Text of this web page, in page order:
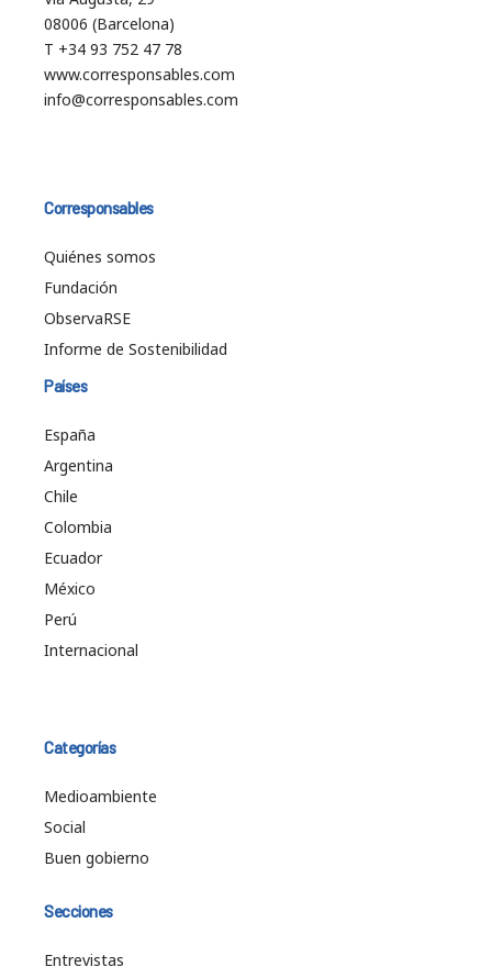
08006 (Barcelona)
T +34 93 752 47 78
www.corresponsables.com
info@corresponsables.com
Corresponsables
Quiénes somos
Fundación
ObservaRSE
Informe de Sostenibilidad
Países
España
Argentina
Chile
Colombia
Ecuador
México
Perú
Internacional
Categorías
Medioambiente
Social
Buen gobierno
Secciones
Entrevistas